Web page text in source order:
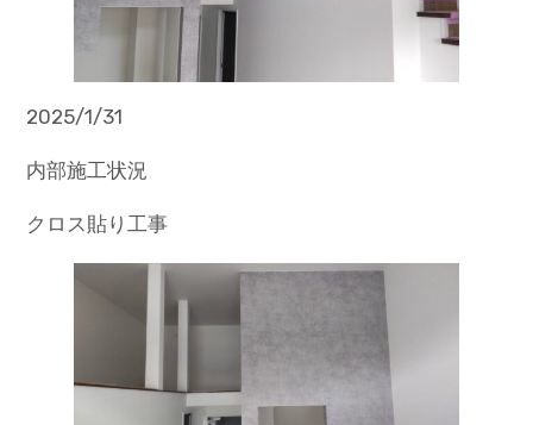
2025/1/31
内部施工状況
クロス貼り工事